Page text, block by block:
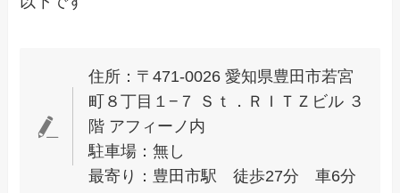
住所：〒471-0026 愛知県豊田市若宮
町８丁目１−７ Ｓｔ．ＲＩＴＺビル ３
階 アフィーノ内
駐車場：無し
最寄り：豊田市駅 徒歩27分 車6分